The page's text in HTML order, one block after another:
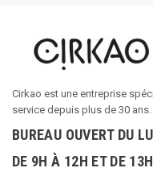
Cirkao est une entreprise
service depuis plus de 30 ans.
BUREAU OUVERT DU
DE 9H À 12H ET DE